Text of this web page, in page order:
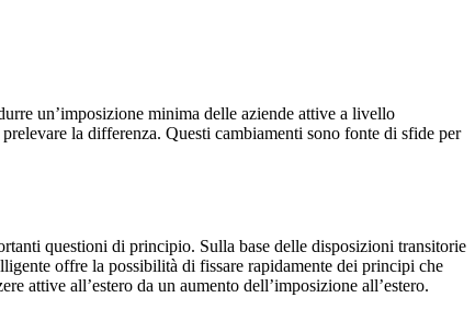
un’imposizione minima delle aziende attive a livello
la differenza. Questi cambiamenti sono fonte di sfide per
questioni di principio. Sulla base delle disposizioni transitorie
offre la possibilità di fissare rapidamente dei principi che
attive all’estero da un aumento dell’imposizione all’estero.